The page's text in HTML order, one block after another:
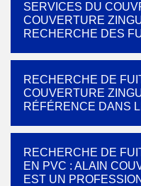
SERVICES DU
COUVERTURE
RECHERCHE DES
RECHERCHE DE
COUVERTURE
RÉFÉRENCE DANS
RECHERCHE DE
EN PVC : ALAIN
EST UN